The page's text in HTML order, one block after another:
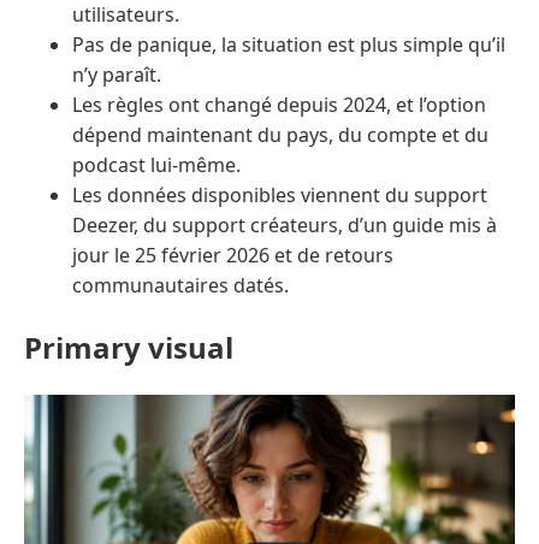
utilisateurs.
Pas de panique, la situation est plus simple qu’il
n’y paraît.
Les règles ont changé depuis 2024, et l’option
dépend maintenant du pays, du compte et du
podcast lui-même.
Les données disponibles viennent du support
Deezer, du support créateurs, d’un guide mis à
jour le 25 février 2026 et de retours
communautaires datés.
Primary visual